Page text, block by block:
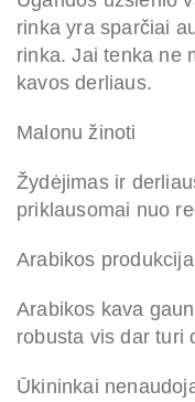
rinka yra sparčiai
rinka. Jai tenka ne
kavos derliaus.
Malonu žinoti
Žydėjimas ir
priklausomai nuo
Arabikos
Arabikos kava
robusta vis dar turi
Ūkininkai